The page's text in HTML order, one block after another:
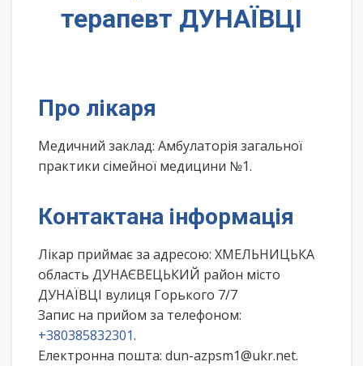
терапевт ДУНАЇВЦІ
Про лікаря
Медичний заклад: Амбулаторія загальної
практики сімейної медицини №1.
Контактана інформація
Лікар приймає за адресою: ХМЕЛЬНИЦЬКА
область ДУНАЄВЕЦЬКИЙ район місто
ДУНАЇВЦІ вулиця Горького 7/7
Запис на прийом за телефоном:
+380385832301.
Електронна пошта: dun-azpsm1@ukr.net.